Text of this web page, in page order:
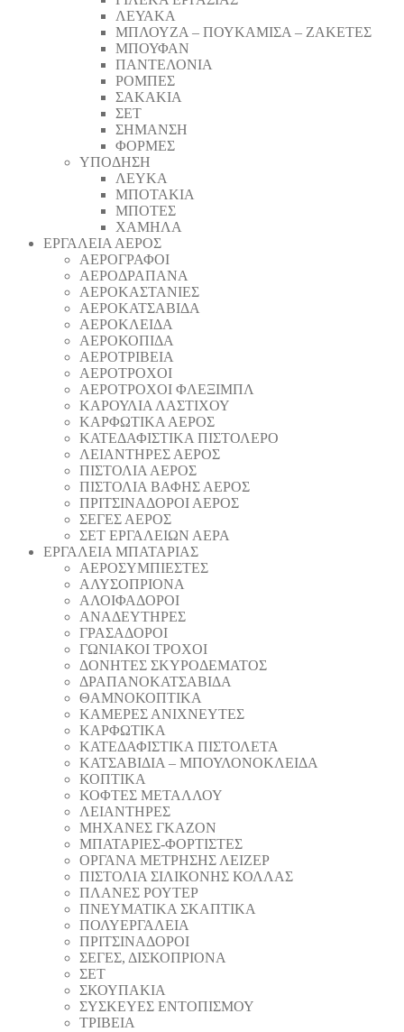
ΛΕΥΑΚΑ
ΜΠΛΟΥΖΑ – ΠΟΥΚΑΜΙΣΑ – ΖΑΚΕΤΕΣ
ΜΠΟΥΦΑΝ
ΠΑΝΤΕΛΟΝΙΑ
ΡΟΜΠΕΣ
ΣΑΚΑΚΙΑ
ΣΕΤ
ΣΗΜΑΝΣΗ
ΦΟΡΜΕΣ
ΥΠΟΔΗΣΗ
ΛΕΥΚΑ
ΜΠΟΤΑΚΙΑ
ΜΠΟΤΕΣ
ΧΑΜΗΛΑ
ΕΡΓΑΛΕΙΑ ΑΕΡΟΣ
ΑΕΡΟΓΡΑΦΟΙ
ΑΕΡΟΔΡΑΠΑΝA
ΑΕΡΟΚΑΣΤΑΝΙΕΣ
ΑΕΡΟΚΑΤΣΑΒΙΔΑ
ΑΕΡΟΚΛΕΙΔΑ
ΑΕΡΟΚΟΠΙΔΑ
ΑΕΡΟΤΡΙΒΕΙΑ
ΑΕΡΟΤΡΟΧΟΙ
ΑΕΡΟΤΡΟΧΟΙ ΦΛΕΞΙΜΠΛ
ΚΑΡΟΥΛΙΑ ΛΑΣΤΙΧΟΥ
ΚΑΡΦΩΤΙΚΑ ΑΕΡΟΣ
ΚΑΤΕΔΑΦΙΣΤΙΚΑ ΠΙΣΤΟΛΕΡΟ
ΛΕΙΑΝΤΗΡΕΣ ΑΕΡΟΣ
ΠΙΣΤΟΛΙΑ ΑΕΡΟΣ
ΠΙΣΤΟΛΙΑ ΒΑΦΗΣ ΑΕΡΟΣ
ΠΡΙΤΣΙΝΑΔΟΡΟΙ ΑΕΡΟΣ
ΣΕΓΕΣ ΑΕΡΟΣ
ΣΕΤ ΕΡΓΑΛΕΙΩΝ ΑΕΡΑ
ΕΡΓΑΛΕΙΑ ΜΠΑΤΑΡΙΑΣ
AEΡΟΣΥΜΠΙΕΣΤΕΣ
AΛΥΣΟΠΡΙΟΝΑ
ΑΛΟΙΦΑΔOΡΟI
ΑΝΑΔΕΥΤΗΡΕΣ
ΓΡΑΣΑΔΟΡΟΙ
ΓΩΝΙΑΚΟΙ ΤΡΟΧΟΙ
ΔΟΝΗΤΕΣ ΣΚΥΡΟΔΕΜΑΤΟΣ
ΔΡΑΠΑΝΟΚΑΤΣΑΒΙΔΑ
ΘAΜΝΟΚΟΠΤΙΚΑ
ΚΑΜΕΡΕΣ ΑΝΙΧΝΕΥΤΕΣ
ΚΑΡΦΩΤΙΚΑ
ΚΑΤΕΔΑΦΙΣΤΙΚΑ ΠΙΣΤΟΛΕΤΑ
ΚΑΤΣΑΒΙΔΙΑ – ΜΠΟΥΛΟΝΟΚΛΕΙΔΑ
ΚΟΠΤΙΚA
ΚΟΦΤΕΣ ΜΕΤΑΛΛΟΥ
ΛΕΙΑΝΤΗΡEΣ
ΜΗΧΑΝΕΣ ΓΚΑΖΟΝ
ΜΠΑΤΑΡΙΕΣ-ΦΟΡΤΙΣΤΕΣ
ΟΡΓΑΝΑ ΜΕΤΡΗΣΗΣ ΛΕΙΖΕΡ
ΠΙΣΤΟΛΙA ΣΙΛΙΚΟΝΗΣ ΚΟΛΛΑΣ
ΠΛΑΝΕΣ ΡΟΥΤΕΡ
ΠΝΕΥΜΑΤΙΚΑ ΣΚΑΠΤΙΚΑ
ΠΟΛΥΕΡΓΑΛΕΙΑ
ΠΡΙΤΣΙΝΑΔΟΡΟΙ
ΣΕΓΕΣ, ΔΙΣΚΟΠΡΙΟΝΑ
ΣΕΤ
ΣΚΟΥΠΑΚΙΑ
ΣΥΣΚΕΥΕΣ ΕΝΤΟΠΙΣΜΟΥ
ΤΡΙΒΕΙΑ